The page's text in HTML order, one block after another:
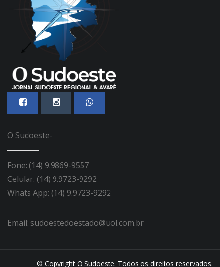
O Sudoeste-
Fone: (14) 9.9869-9557
Celular: (14) 9.9723-9292
Whats App: (14) 9.9723-9292
Email: sudoestedoestado@uol.com.br
© Copyright O Sudoeste. Todos os direitos reservados.